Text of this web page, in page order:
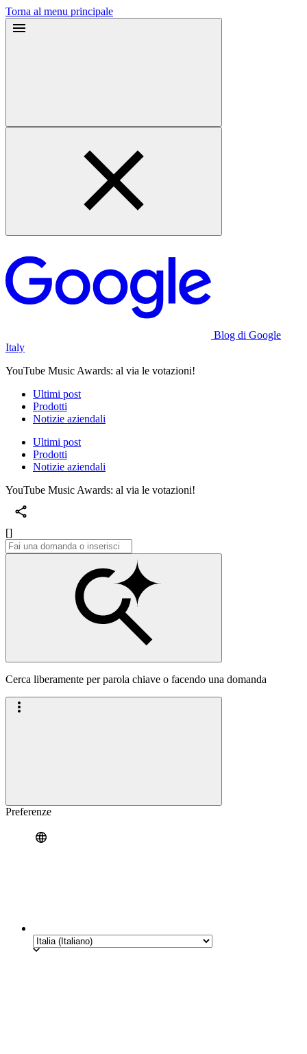
Torna al menu principale
Blog di Google
Italy
YouTube Music Awards: al via le votazioni!
Ultimi post
Prodotti
Notizie aziendali
Ultimi post
Prodotti
Notizie aziendali
YouTube Music Awards: al via le votazioni!
[]
Cerca liberamente per parola chiave o facendo una domanda
Preferenze